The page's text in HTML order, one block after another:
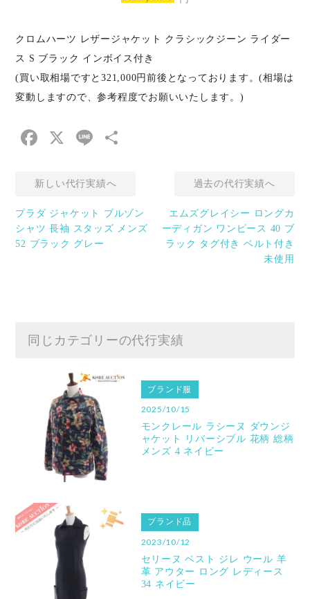
クロムハーツ レザージャケット クラシックジーン ライダー
ス S ブラック インボイス付き
(買い取相場ですと321,000円前後となっております。(相場は
変動しますので、参考程度でお願いいたします。)
Facebook
X Line
新しい代行実績へ
プラダ ジャケット ブルゾン
シャツ 長袖 スタッズ メンズ
52 ブラック グレー
過去の代行実績へ
エムズグレイシー ロングカ
ーディガン ワンピース 40 ブ
ラック タグ付き ベルト付き
未使用
同じカテゴリーの代行実績
ブランド服
2025/10/15
モンクレール ラシーヌ ダウンジ
ャケット リバーシブル 花柄 総柄
メンズ 4 ネイビー
ブランド品
2023/10/12
セリーヌ ベスト ジレ ウール 羊
革 アウター ロング レディース
34 ネイビー